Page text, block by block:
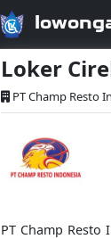
Loker
PT Champ Resto
PT Champ